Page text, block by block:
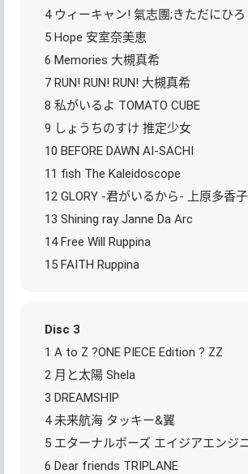
4 ウィーキャン! 氣志團;きただにひろ
5 Hope 安室奈美恵
6 Memories 大槻真希
7 RUN! RUN! RUN! 大槻真希
8 私がいるよ TOMATO CUBE
9 しょうちのすけ 推定少女
10 BEFORE DAWN AI-SACHI
11 fish The Kaleidoscope
12 GLORY -君がいるから- 上原多香子
13 Shining ray Janne Da Arc
14 Free Will Ruppina
15 FAITH Ruppina
Disc 3
1 A to Z ?ONE PIECE Edition ? ZZ
2 月と太陽 Shela
3 DREAMSHIP
4 未来航海 タッキー&翼
5 エターナルポーズ エイジアエンジ
6 Dear friends TRIPLANE